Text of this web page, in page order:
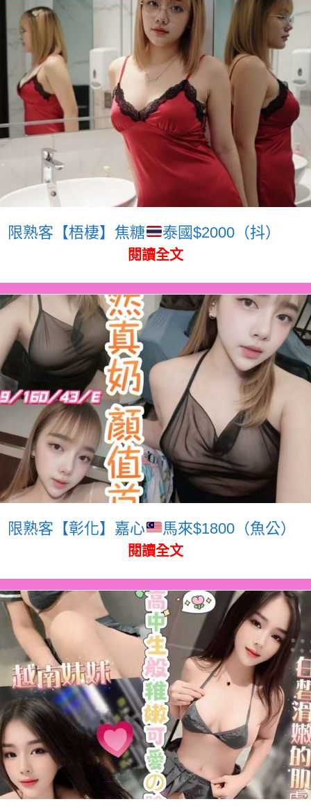
限熟客【梧棲】焦糖 泰國$2000（抖）
閱讀全文
限熟客【彰化】嘉心 馬來$1800（魚公）
閱讀全文